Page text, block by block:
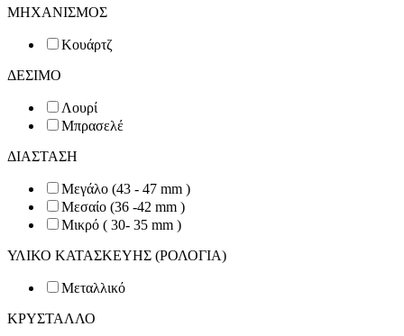
ΜΗΧΑΝΙΣΜΟΣ
Κουάρτζ
ΔΕΣΙΜΟ
Λουρί
Μπρασελέ
ΔΙΑΣΤΑΣΗ
Μεγάλο (43 - 47 mm )
Μεσαίο (36 -42 mm )
Μικρό ( 30- 35 mm )
ΥΛΙΚΟ ΚΑΤΑΣΚΕΥΗΣ (ΡΟΛΟΓΙΑ)
Μεταλλικό
ΚΡΥΣΤΑΛΛΟ